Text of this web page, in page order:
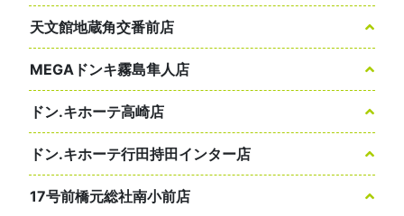
天文館地蔵角交番前店
MEGAドンキ霧島隼人店
ドン.キホーテ高崎店
ドン.キホーテ行田持田インター店
17号前橋元総社南小前店